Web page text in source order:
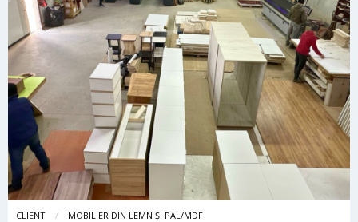
CLIENT MOBILIER DIN LEMN ȘI PAL/MDF